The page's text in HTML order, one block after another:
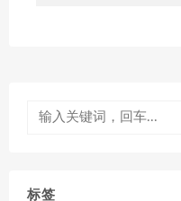
标签